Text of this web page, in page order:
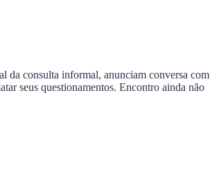
da consulta informal, anunciam conversa com
seus questionamentos. Encontro ainda não